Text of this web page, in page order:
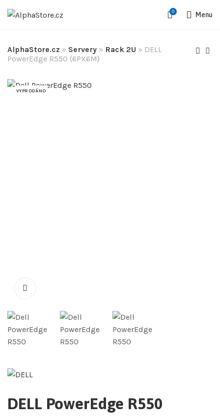
0 Menu
AlphaStore.cz » Servery » Rack 2U » DELL
PowerEdge R550 (6PX6M)
VYPRODÁNO
DELL PowerEdge R550